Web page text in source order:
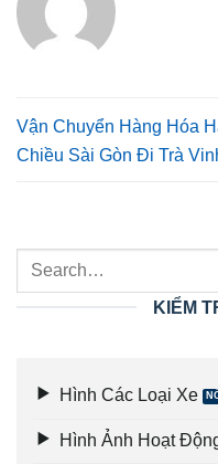
Vận Chuyển Hàng Hóa
Chiều Sài Gòn Đi Trà
KIỂM
Hình Các Loại Xe
Hình Ảnh Hoạt